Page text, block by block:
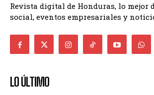
Revista digital de Honduras, lo mejor
social, eventos empresariales y
LO ÚLTIMO